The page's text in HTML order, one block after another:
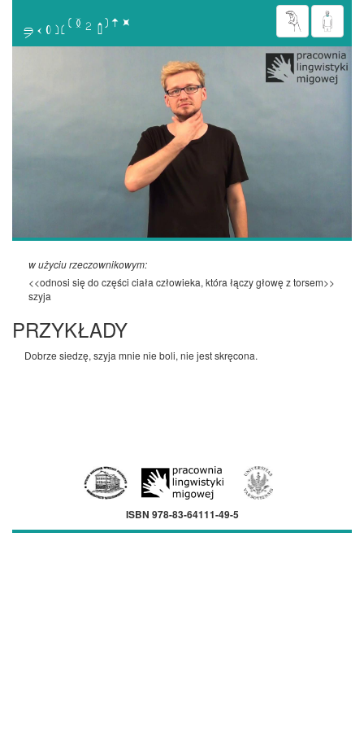

w użyciu rzeczownikowym:
<<odnosi się do części ciała człowieka, która łączy głowę z torsem>>
szyja
PRZYKŁADY
Dobrze siedzę, szyja mnie nie boli, nie jest skręcona.
ISBN 978-83-64111-49-5